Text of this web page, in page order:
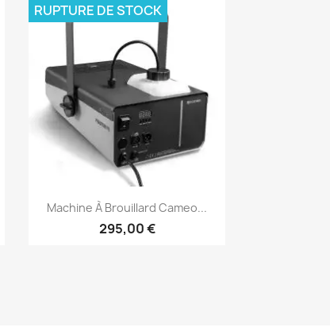
Aperçu rapide
Machine À Brouillard Cameo...
295,00 €
RUPTURE DE STOCK